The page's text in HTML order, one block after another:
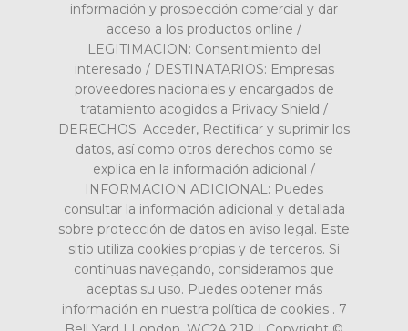
información y prospección comercial y dar
acceso a los productos online /
LEGITIMACION: Consentimiento del
interesado / DESTINATARIOS: Empresas
proveedores nacionales y encargados de
tratamiento acogidos a Privacy Shield /
DERECHOS: Acceder, Rectificar y suprimir los
datos, así como otros derechos como se
explica en la información adicional /
INFORMACION ADICIONAL: Puedes
consultar la información adicional y detallada
sobre protección de datos en aviso legal. Este
sitio utiliza cookies propias y de terceros. Si
continuas navegando, consideramos que
aceptas su uso. Puedes obtener más
información en nuestra política de cookies . 7